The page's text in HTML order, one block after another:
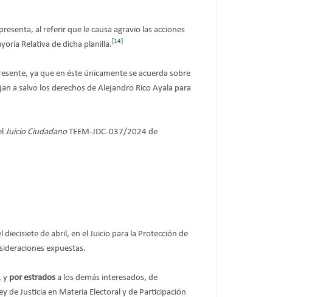
al referir que le causa agravio las acciones
Relativa de dicha planilla. [14]
ya que en éste únicamente se acuerda sobre
a salvo los derechos de Alejandro Rico Ayala para
Juicio CiudadanoTEEM-JDC-037/2024 de
diecisiete de abril, en el Juicio para la Protección de
expuestas.
y por estrados a los demás interesados, de
de Justicia en Materia Electoral y de Participación